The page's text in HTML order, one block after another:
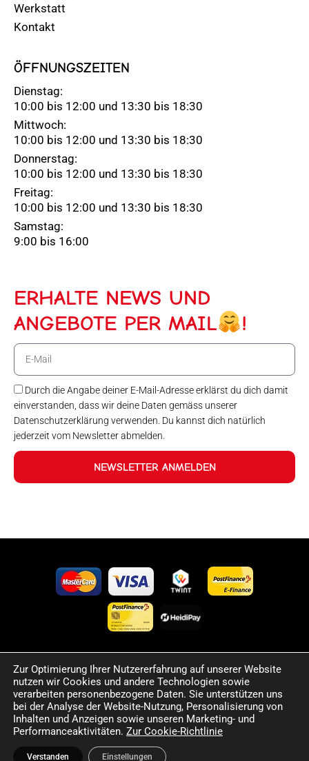
Werkstatt
Kontakt
ÖFFNUNGSZEITEN
Dienstag:
10:00 bis 12:00 und 13:30 bis 18:30
Mittwoch:
10:00 bis 12:00 und 13:30 bis 18:30
Donnerstag:
10:00 bis 12:00 und 13:30 bis 18:30
Freitag:
10:00 bis 12:00 und 13:30 bis 18:30
Samstag:
9:00 bis 16:00
ERHALTE NEWS UND
ANGEBOTE PER MAIL
!
Durch die Angabe deiner E-Mail-Adresse erklärst du dich damit
einverstanden, dass wir deine Daten gemäss unserer
Datenschutzerklärung verwenden. Du kannst dich natürlich
jederzeit vom Newsletter abmelden.
NEWSLETTER ANMELDEN
©2024 Happy Sport. Alle auf dieser Website angegebenen
Preise und Informationen sind unverbindlich und können
Fehler sowie Irrtümer enthalten. Wir behalten uns das Recht
vor, jederzeit Änderungen vorzunehmen. Für die Richtigkeit
und Aktualität der bereitgestellten Informationen
übernehmen wir keine Haftung.
Zur Optimierung Ihrer Nutzererfahrung auf unserer Website
nutzen wir Cookies und andere Technologien sowie
verarbeiten personenbezogene Daten. Sie unterstützen uns
bei der Analyse der Website-Nutzung, Personalisierung von
Inhalten und Anzeigen sowie unseren Marketing- und
Performanceaktivitäten. Zur Cookie-Richtlinie
Verstanden Einstellungen